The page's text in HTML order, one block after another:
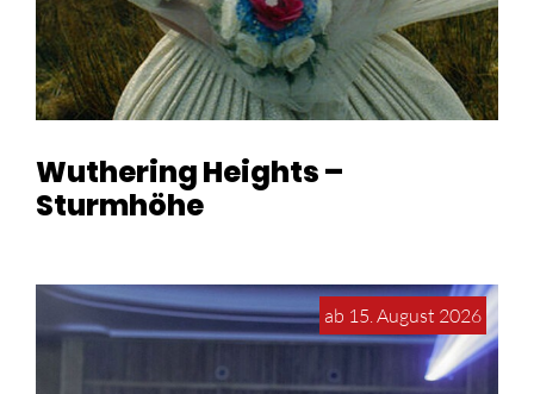
Wuthering Heights –
Sturmhöhe
ab 15. August 2026